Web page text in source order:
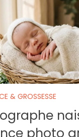
& GROSSESSE
photo